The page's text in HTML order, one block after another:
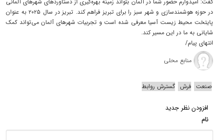
گفت: امیدوارم حضور شما در آلمان بتواند زمینه بهره‌گیری از دستاوردهای شهرهای آلمانی
در حوزه هوشمندسازی و شهر سبز را برای تبریز فراهم کند. تبریز در سال ۲۰۲۵ به عنوان
پایتخت محیط زیست آسیا معرفی شده است و تجربیات شهرهای آلمان می‌تواند کمک
شایانی به ما در این مسیر کند.
انتهای پیام/
منابع محلی
صنعت فرش گسترش روابط
افزودن نظر جدید
نام